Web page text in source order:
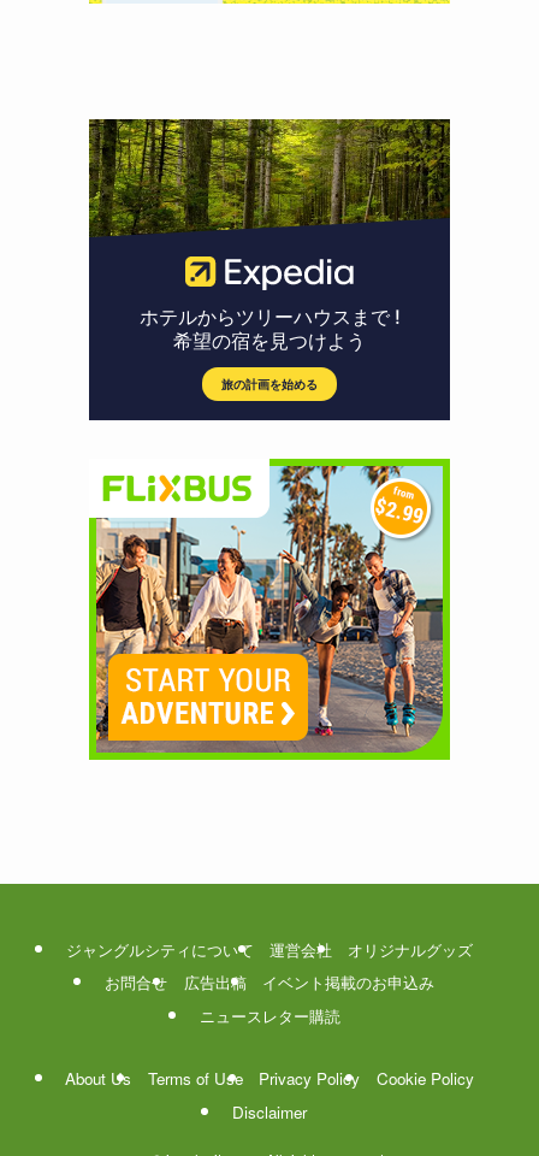
ジャングルシティについて 運営会社
オリジナルグッズ
お問合せ
広告出稿
イベント掲載のお申込み
ニュースレター購読
About Us Terms of Use Privacy Policy
Cookie Policy
Disclaimer